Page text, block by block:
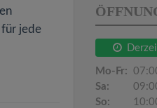
für jede
Mo-Fr:
Sa:
So: